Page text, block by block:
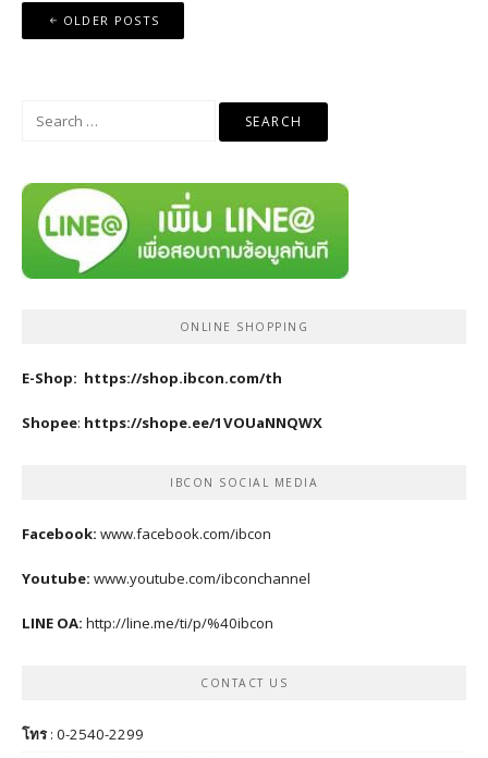
Posts
navigation
OLDER POSTS
Search
ONLINE SHOPPING
E-Shop: https://shop.ibcon.com/th
Shopee: https://shope.ee/1VOUaNNQWX
IBCON SOCIAL MEDIA
Facebook: www.facebook.com/ibcon
Youtube: www.youtube.com/ibconchannel
LINE OA: http://line.me/ti/p/%40ibcon
CONTACT US
โทร: 0-2540-2299